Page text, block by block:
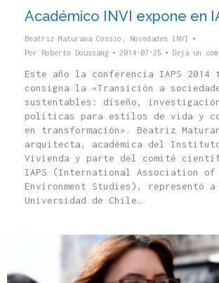
Académico INVI expone en
Beatriz Maturana Cossio
Novedades INVI
Por Roberto Doussang 2014-07-25 Deja un
Este año la conferencia IAPS 2014
consigna la «Transición a
sustentables: diseño,
políticas para estilos de vida y
en transformación». Beatriz
arquitecta, académica del
Vivienda y parte del comité
IAPS (International Association of
Environment Studies), representó
Universidad de Chile…